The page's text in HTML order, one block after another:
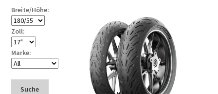
Breite/Höhe:
Zoll:
Marke:
Suche